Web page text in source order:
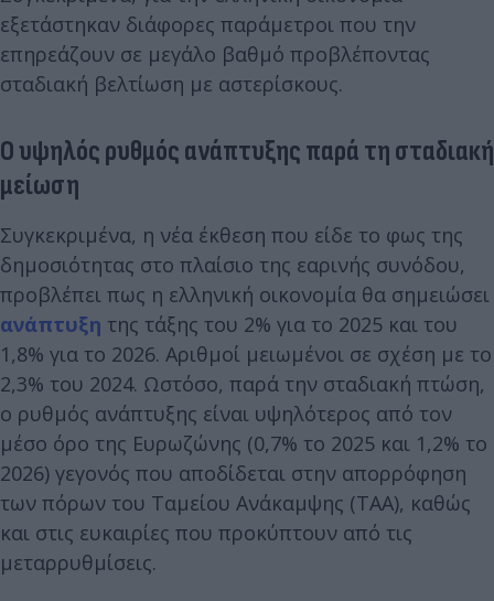
εξετάστηκαν διάφορες παράμετροι που την
επηρεάζουν σε μεγάλο βαθμό προβλέποντας
σταδιακή βελτίωση με αστερίσκους.
Ο υψηλός ρυθμός ανάπτυξης παρά τη σταδιακή
μείωση
Συγκεκριμένα, η νέα έκθεση που είδε το φως της
δημοσιότητας στο πλαίσιο της εαρινής συνόδου,
προβλέπει πως η ελληνική οικονομία θα σημειώσει
ανάπτυξη της τάξης του 2% για το 2025 και του
1,8% για το 2026. Αριθμοί μειωμένοι σε σχέση με το
2,3% του 2024. Ωστόσο, παρά την σταδιακή πτώση,
ο ρυθμός ανάπτυξης είναι υψηλότερος από τον
μέσο όρο της Ευρωζώνης (0,7% το 2025 και 1,2% το
2026) γεγονός που αποδίδεται στην απορρόφηση
των πόρων του Ταμείου Ανάκαμψης (ΤΑΑ), καθώς
και στις ευκαιρίες που προκύπτουν από τις
μεταρρυθμίσεις.